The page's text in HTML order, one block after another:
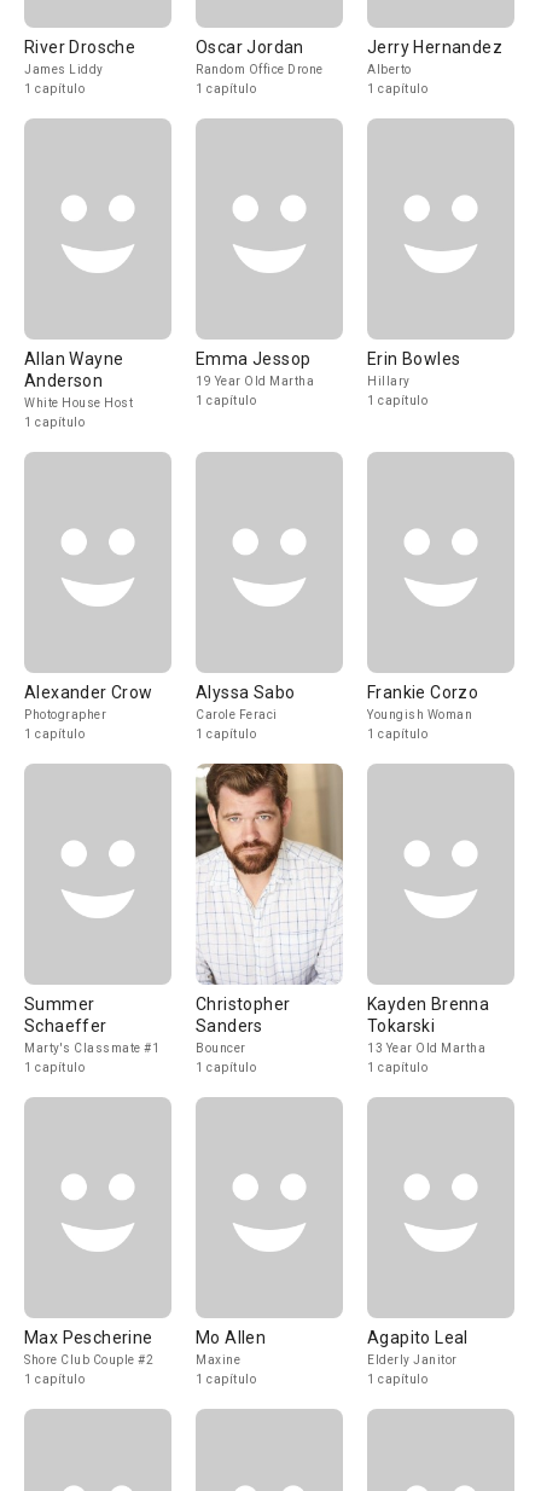
River Drosche
James Liddy
1 capítulo
Oscar Jordan
Random Office Drone
1 capítulo
Jerry Hernandez
Alberto
1 capítulo
Allan Wayne
Anderson
White House Host
1 capítulo
Emma Jessop
19 Year Old Martha
1 capítulo
Erin Bowles
Hillary
1 capítulo
Alexander Crow
Photographer
1 capítulo
Alyssa Sabo
Carole Feraci
1 capítulo
Frankie Corzo
Youngish Woman
1 capítulo
Summer
Schaeffer
Marty's Classmate #1
1 capítulo
Christopher
Sanders
Bouncer
1 capítulo
Kayden Brenna
Tokarski
13 Year Old Martha
1 capítulo
Max Pescherine
Shore Club Couple #2
1 capítulo
Mo Allen
Maxine
1 capítulo
Agapito Leal
Elderly Janitor
1 capítulo